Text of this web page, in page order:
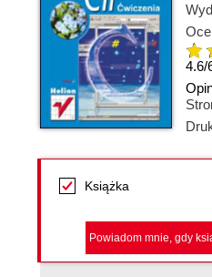
4.6/
Książka
Powiadom mnie, gdy